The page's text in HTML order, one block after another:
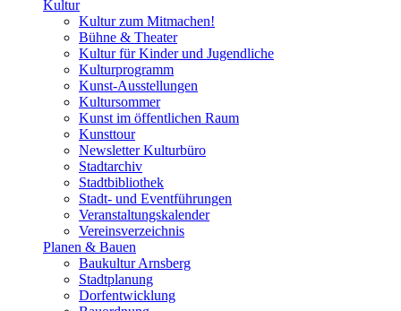
Kultur
Kultur zum Mitmachen!
Bühne & Theater
Kultur für Kinder und Jugendliche
Kulturprogramm
Kunst-Ausstellungen
Kultursommer
Kunst im öffentlichen Raum
Kunsttour
Newsletter Kulturbüro
Stadtarchiv
Stadtbibliothek
Stadt- und Eventführungen
Veranstaltungskalender
Vereinsverzeichnis
Planen & Bauen
Baukultur Arnsberg
Stadtplanung
Dorfentwicklung